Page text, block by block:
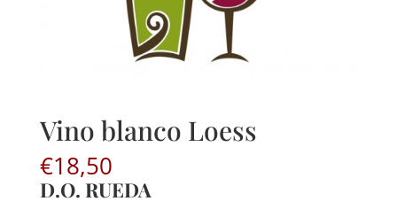
Vino blanco Loess
€18,50
D.O. RUEDA